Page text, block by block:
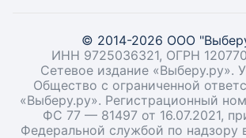
© 2014-2026 ООО
ИНН 9725036321, ОГРН
Сетевое издание «Выберу.ру».
Общество с ограниченной
«Выберу.ру». Регистрационный
ФС 77 — 81497 от 16.07.2021,
Федеральной службой по надзору